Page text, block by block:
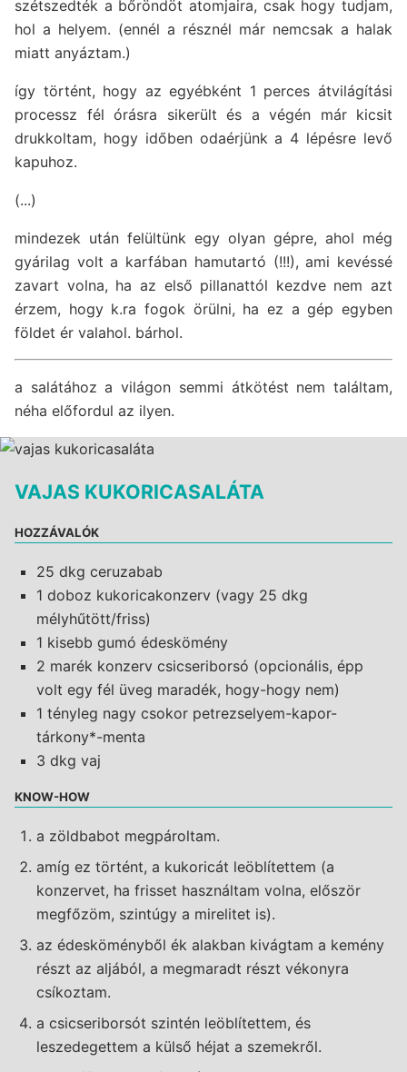
szétszedték a bőröndöt atomjaira, csak hogy tudjam,
hol a helyem. (ennél a résznél már nemcsak a halak
miatt anyáztam.)
így történt, hogy az egyébként 1 perces átvilágítási
processz fél órásra sikerült és a végén már kicsit
drukkoltam, hogy időben odaérjünk a 4 lépésre levő
kapuhoz.
(...)
mindezek után felültünk egy olyan gépre, ahol még
gyárilag volt a karfában hamutartó (!!!), ami kevéssé
zavart volna, ha az első pillanattól kezdve nem azt
érzem, hogy k.ra fogok örülni, ha ez a gép egyben
földet ér valahol. bárhol.
a salátához a világon semmi átkötést nem találtam,
néha előfordul az ilyen.
VAJAS KUKORICASALÁTA
HOZZÁVALÓK
25 dkg ceruzabab
1 doboz kukoricakonzerv (vagy 25 dkg
mélyhűtött/friss)
1 kisebb gumó édeskömény
2 marék konzerv csicseriborsó (opcionális, épp
volt egy fél üveg maradék, hogy-hogy nem)
1 tényleg nagy csokor petrezselyem-kapor-
tárkony*-menta
3 dkg vaj
KNOW-HOW
a zöldbabot megpároltam.
amíg ez történt, a kukoricát leöblítettem (a
konzervet, ha frisset használtam volna, először
megfőzöm, szintúgy a mirelitet is).
az édesköményből ék alakban kivágtam a kemény
részt az aljából, a megmaradt részt vékonyra
csíkoztam.
a csicseriborsót szintén leöblítettem, és
leszedegettem a külső héjat a szemekről.